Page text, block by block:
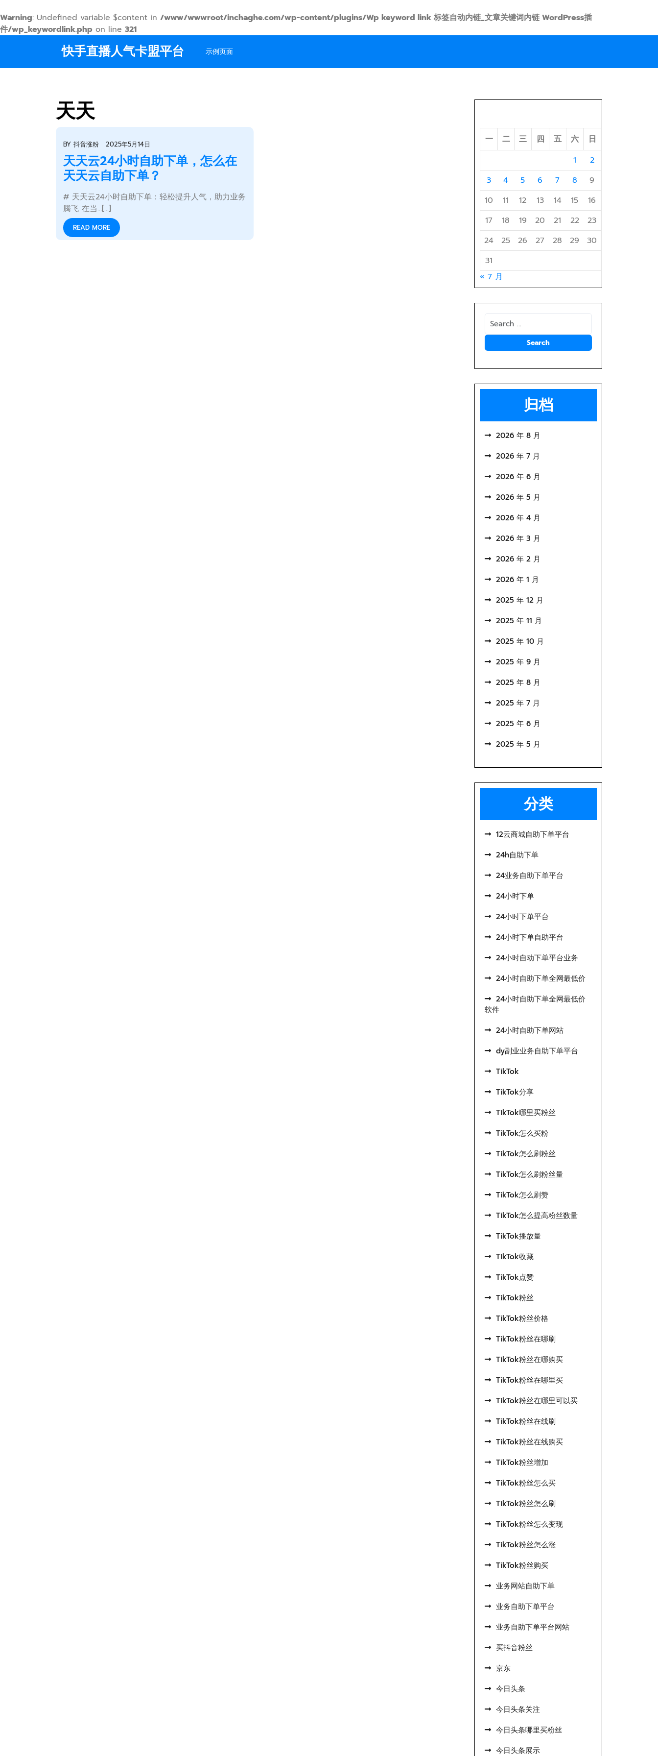
Warning: Undefined variable $content in /www/wwwroot/inchaghe.com/wp-content/plugins/Wp keyword link 标签自动内链_文章关键词内链 WordPress插
件/wp_keywordlink.php on line 321
快手直播人气卡盟平台 示例页面
天天
BY 抖音涨粉 2025年5月14日
天天云24小时自助下单，怎么在
天天云自助下单？
# 天天云24小时自助下单：轻松提升人气，助力业务
腾飞 在当…[...]
READ MORE
一
二 三 四 五 六
日
1
2
3
4 5 6 7 8
9
10
11 12 13 14 15
16
17
18 19 20 21 22
23
24
25 26 27 28 29
30
31
« 7 月
归档
2026 年 8 月
2026 年 7 月
2026 年 6 月
2026 年 5 月
2026 年 4 月
2026 年 3 月
2026 年 2 月
2026 年 1 月
2025 年 12 月
2025 年 11 月
2025 年 10 月
2025 年 9 月
2025 年 8 月
2025 年 7 月
2025 年 6 月
2025 年 5 月
分类
12云商城自助下单平台
24h自助下单
24业务自助下单平台
24小时下单
24小时下单平台
24小时下单自助平台
24小时自动下单平台业务
24小时自助下单全网最低价
24小时自助下单全网最低价
软件
24小时自助下单网站
dy副业业务自助下单平台
TikTok
TikTok分享
TikTok哪里买粉丝
TikTok怎么买粉
TikTok怎么刷粉丝
TikTok怎么刷粉丝量
TikTok怎么刷赞
TikTok怎么提高粉丝数量
TikTok播放量
TikTok收藏
TikTok点赞
TikTok粉丝
TikTok粉丝价格
TikTok粉丝在哪刷
TikTok粉丝在哪购买
TikTok粉丝在哪里买
TikTok粉丝在哪里可以买
TikTok粉丝在线刷
TikTok粉丝在线购买
TikTok粉丝增加
TikTok粉丝怎么买
TikTok粉丝怎么刷
TikTok粉丝怎么变现
TikTok粉丝怎么涨
TikTok粉丝购买
业务网站自助下单
业务自助下单平台
业务自助下单平台网站
买抖音粉丝
京东
今日头条
今日头条关注
今日头条哪里买粉丝
今日头条展示